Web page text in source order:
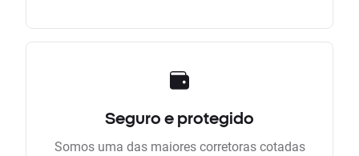
Seguro e protegido
Somos uma das maiores corretoras cotadas